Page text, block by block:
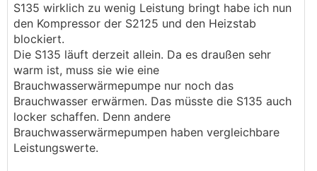
S135 wirklich zu wenig Leistung bringt habe ich nun
den Kompressor der S2125 und den Heizstab
blockiert.
Die S135 läuft derzeit allein. Da es draußen sehr
warm ist, muss sie wie eine
Brauchwasserwärmepumpe nur noch das
Brauchwasser erwärmen. Das müsste die S135 auch
locker schaffen. Denn andere
Brauchwasserwärmepumpen haben vergleichbare
Leistungswerte.